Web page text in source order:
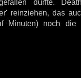
dürfte.
reinziehen, das
Minuten) noch die